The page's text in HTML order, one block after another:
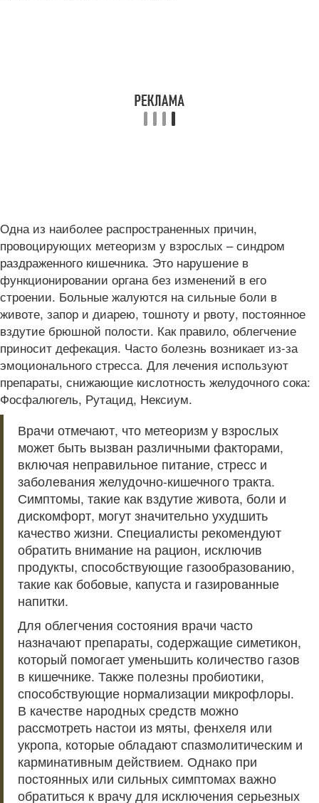
Одна из наиболее распространенных причин,
провоцирующих метеоризм у взрослых – синдром
раздраженного кишечника. Это нарушение в
функционировании органа без изменений в его
строении. Больные жалуются на сильные боли в
животе, запор и диарею, тошноту и рвоту, постоянное
вздутие брюшной полости. Как правило, облегчение
приносит дефекация. Часто болезнь возникает из-за
эмоционального стресса. Для лечения используют
препараты, снижающие кислотность желудочного сока:
Фосфалюгель, Рутацид, Нексиум.
Врачи отмечают, что метеоризм у взрослых
может быть вызван различными факторами,
включая неправильное питание, стресс и
заболевания желудочно-кишечного тракта.
Симптомы, такие как вздутие живота, боли и
дискомфорт, могут значительно ухудшить
качество жизни. Специалисты рекомендуют
обратить внимание на рацион, исключив
продукты, способствующие газообразованию,
такие как бобовые, капуста и газированные
напитки.
Для облегчения состояния врачи часто
назначают препараты, содержащие симетикон,
который помогает уменьшить количество газов
в кишечнике. Также полезны пробиотики,
способствующие нормализации микрофлоры.
В качестве народных средств можно
рассмотреть настои из мяты, фенхеля или
укропа, которые обладают спазмолитическим и
карминативным действием. Однако при
постоянных или сильных симптомах важно
обратиться к врачу для исключения серьезных